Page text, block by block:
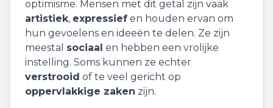
optimisme. Mensen met dit getal zijn vaak
artistiek, expressief en houden ervan om
hun gevoelens en ideeën te delen. Ze zijn
meestal sociaal en hebben een vrolijke
instelling. Soms kunnen ze echter
verstrooid of te veel gericht op
oppervlakkige zaken zijn.